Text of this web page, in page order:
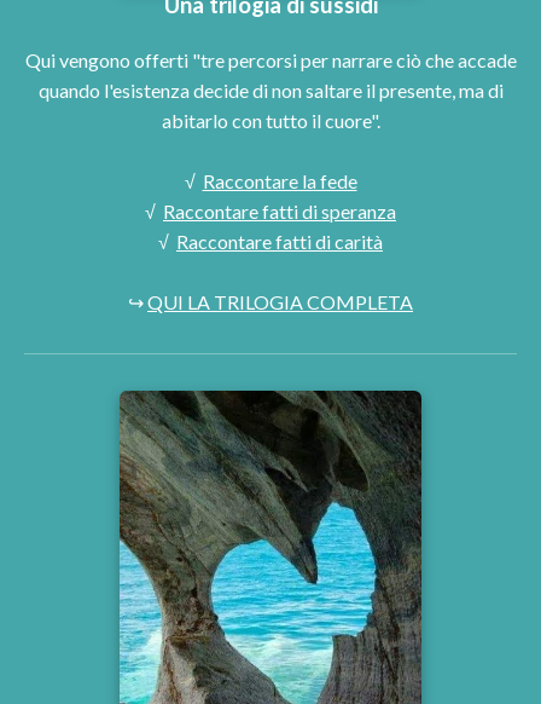
Qui vengono offerti "tre percorsi per narrare ciò che accade
quando l'esistenza decide di non saltare il presente, ma di
abitarlo con tutto il cuore".
√ Raccontare la fede
√ Raccontare fatti di speranza
√ Raccontare fatti di carità
↪QUI LA TRILOGIA COMPLETA